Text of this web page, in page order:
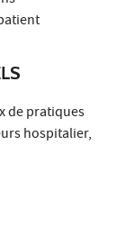
de pratiques
hospitalier,